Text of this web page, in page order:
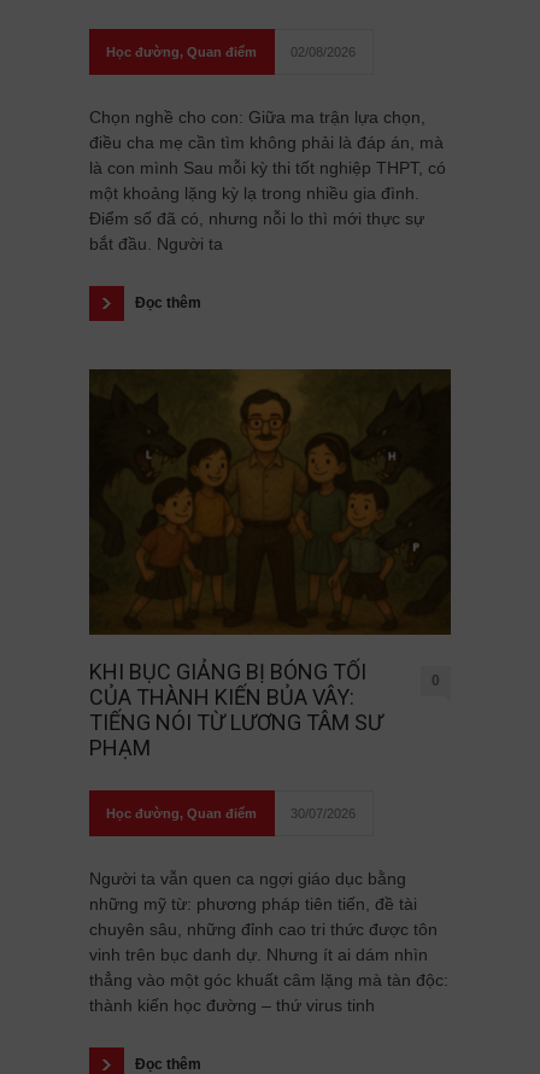
Học đường, Quan điểm 02/08/2026
Chọn nghề cho con: Giữa ma trận lựa chọn,
điều cha mẹ cần tìm không phải là đáp án, mà
là con mình Sau mỗi kỳ thi tốt nghiệp THPT, có
một khoảng lặng kỳ lạ trong nhiều gia đình.
Điểm số đã có, nhưng nỗi lo thì mới thực sự
bắt đầu. Người ta
Đọc thêm
KHI BỤC GIẢNG BỊ BÓNG TỐI
CỦA THÀNH KIẾN BỦA VÂY:
TIẾNG NÓI TỪ LƯƠNG TÂM SƯ
PHẠM
0
Học đường, Quan điểm 30/07/2026
Người ta vẫn quen ca ngợi giáo dục bằng
những mỹ từ: phương pháp tiên tiến, đề tài
chuyên sâu, những đỉnh cao tri thức được tôn
vinh trên bục danh dự. Nhưng ít ai dám nhìn
thẳng vào một góc khuất câm lặng mà tàn độc:
thành kiến học đường – thứ virus tinh
Đọc thêm